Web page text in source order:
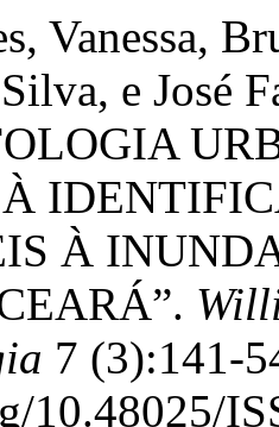
Vanessa,
e José
À
7 (3):141-
10.48025/